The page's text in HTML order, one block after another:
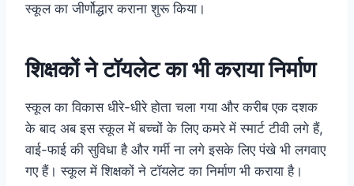
स्कूल का जीर्णोद्धार कराना शुरू किया।
शिक्षकों ने टॉयलेट का भी कराया निर्माण
स्कूल का विकास धीरे-धीरे होता चला गया और करीब एक दशक
के बाद अब इस स्कूल में बच्चों के लिए कमरे में स्मार्ट टीवी लगे हैं,
वाई-फाई की सुविधा है और गर्मी ना लगे इसके लिए पंखे भी लगवाए
गए हैं। स्कूल में शिक्षकों ने टॉयलेट का निर्माण भी कराया है।